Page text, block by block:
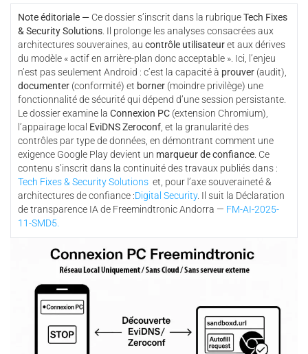
Note éditoriale — Ce dossier s’inscrit dans la rubriqueTech Fixes
& Security Solutions. Il prolonge les analyses consacrées aux
architectures souveraines, au contrôle utilisateuret aux dérives
du modèle « actif en arrière-plan donc acceptable ». Ici, l’enjeu
n’est pas seulement Android : c’est la capacité à prouver(audit),
documenter(conformité) et borner(moindre privilège) une
fonctionnalité de sécurité qui dépend d’une session persistante.
Le dossier examine la Connexion PC(extension Chromium),
l’appairage local EviDNS Zeroconf, et la granularité des
contrôles par type de données, en démontrant comment une
exigence Google Play devient un marqueur de confiance. Ce
contenu s’inscrit dans la continuité des travaux publiés dans :
Tech Fixes & Security Solutions et, pour l’axe souveraineté &
architectures de confiance :Digital Security. Il suit la Déclaration
de transparence IA de Freemindtronic Andorra — FM-AI-2025-
11-SMD5.